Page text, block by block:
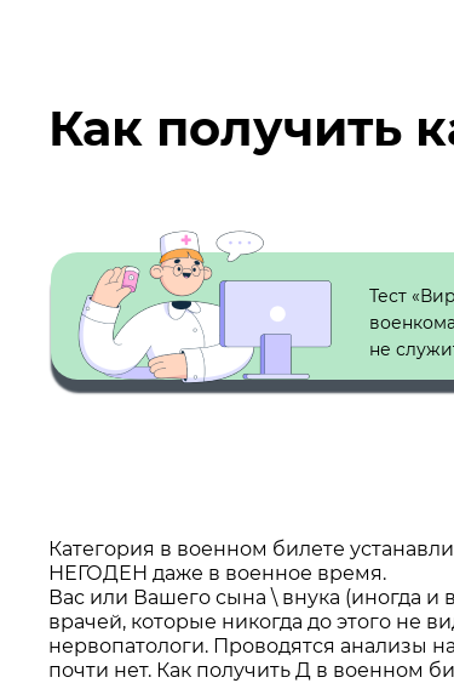
Как получить
Кнопка №1
Тест
не
Категория в военном билете
НЕГОДЕН даже в военное время.
Вас или Вашего сына \ внука (иногда и
врачей, которые никогда до этого не
нервопатологи. Проводятся анализы
почти нет. Как получить Д в военном